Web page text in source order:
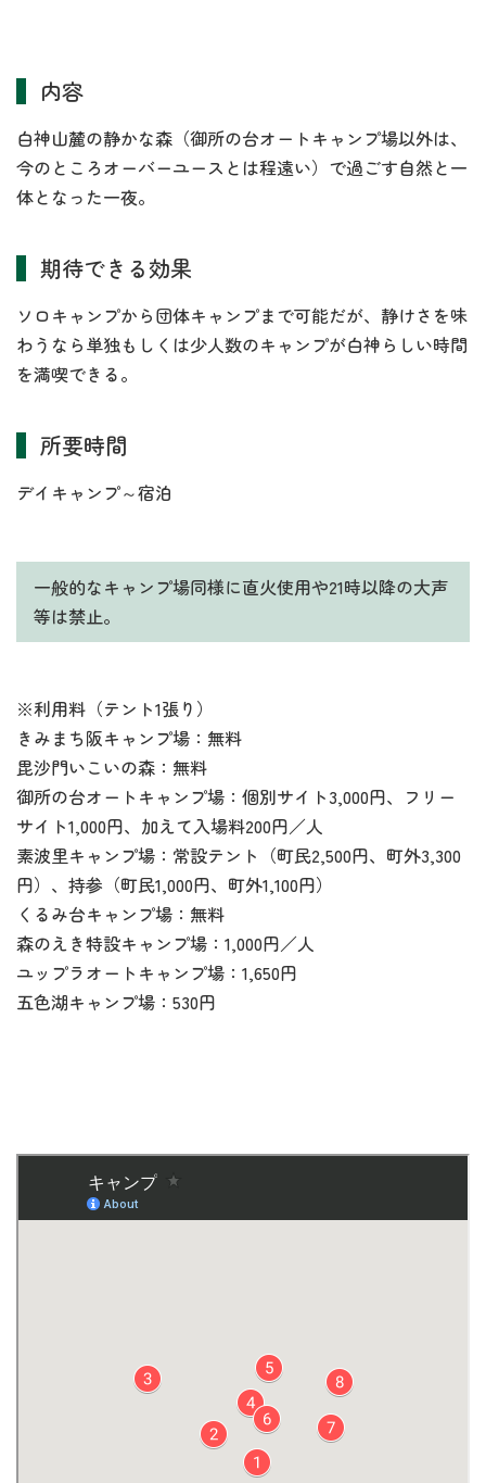
内容
白神山麓の静かな森（御所の台オートキャンプ場以外は、
今のところオーバーユースとは程遠い）で過ごす自然と一
体となった一夜。
期待できる効果
ソロキャンプから団体キャンプまで可能だが、静けさを味
わうなら単独もしくは少人数のキャンプが白神らしい時間
を満喫できる。
所要時間
デイキャンプ～宿泊
一般的なキャンプ場同様に直火使用や21時以降の大声
等は禁止。
※利用料（テント1張り）
きみまち阪キャンプ場：無料
毘沙門いこいの森：無料
御所の台オートキャンプ場：個別サイト3,000円、フリー
サイト1,000円、加えて入場料200円／人
素波里キャンプ場：常設テント（町民2,500円、町外3,300
円）、持参（町民1,000円、町外1,100円）
くるみ台キャンプ場：無料
森のえき特設キャンプ場：1,000円／人
ユップラオートキャンプ場：1,650円
五色湖キャンプ場：530円